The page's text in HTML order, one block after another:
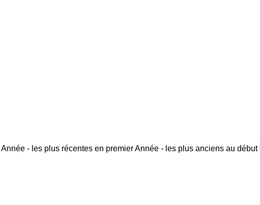
Année - les plus récentes en premierAnnée - les plus anciens au début